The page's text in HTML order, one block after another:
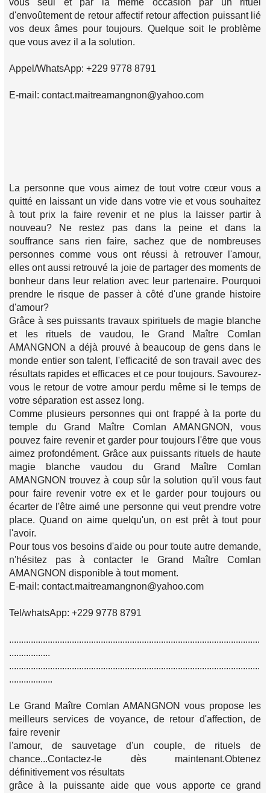
vous seul et par la même occasion par un rituel
d'envoûtement de retour affectif retour affection puissant lié
vos deux âmes pour toujours. Quelque soit le problème
que vous avez il a la solution.
Appel/WhatsApp: +229 9778 8791
E-mail: contact.maitreamangnon@yahoo.com
La personne que vous aimez de tout votre cœur vous a
quitté en laissant un vide dans votre vie et vous souhaitez
à tout prix la faire revenir et ne plus la laisser partir à
nouveau? Ne restez pas dans la peine et dans la
souffrance sans rien faire, sachez que de nombreuses
personnes comme vous ont réussi à retrouver l'amour,
elles ont aussi retrouvé la joie de partager des moments de
bonheur dans leur relation avec leur partenaire. Pourquoi
prendre le risque de passer à côté d'une grande histoire
d'amour?
Grâce à ses puissants travaux spirituels de magie blanche
et les rituels de vaudou, le Grand Maître Comlan
AMANGNON a déjà prouvé à beaucoup de gens dans le
monde entier son talent, l'efficacité de son travail avec des
résultats rapides et efficaces et ce pour toujours. Savourez-
vous le retour de votre amour perdu même si le temps de
votre séparation est assez long.
Comme plusieurs personnes qui ont frappé à la porte du
temple du Grand Maître Comlan AMANGNON, vous
pouvez faire revenir et garder pour toujours l'être que vous
aimez profondément. Grâce aux puissants rituels de haute
magie blanche vaudou du Grand Maître Comlan
AMANGNON trouvez à coup sûr la solution qu'il vous faut
pour faire revenir votre ex et le garder pour toujours ou
écarter de l'être aimé une personne qui veut prendre votre
place. Quand on aime quelqu'un, on est prêt à tout pour
l'avoir.
Pour tous vos besoins d'aide ou pour toute autre demande,
n'hésitez pas à contacter le Grand Maître Comlan
AMANGNON disponible à tout moment.
E-mail: contact.maitreamangnon@yahoo.com
Tel/whatsApp: +229 9778 8791
........................................................................................................
.................
........................................................................................................
..................
Le Grand Maître Comlan AMANGNON vous propose les
meilleurs services de voyance, de retour d'affection, de
faire revenir
l'amour, de sauvetage d'un couple, de rituels de
chance...Contactez-le dès maintenant.Obtenez
définitivement vos résultats
grâce à la puissante aide que vous apporte ce grand